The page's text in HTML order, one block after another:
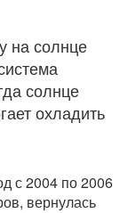
на солнце
солнце
охладить
с 2004 по 2006
вернулась